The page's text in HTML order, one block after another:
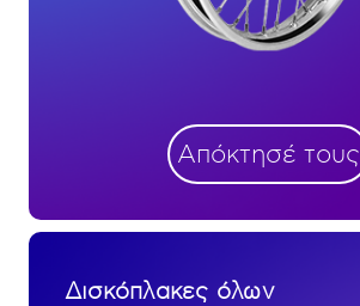
Απόκτησέ τους
Δισκόπλακες όλων